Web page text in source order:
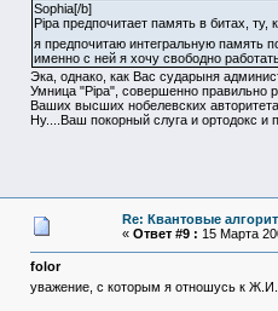
Sophia[/b]
Pipa предпочитает память в битах,
я предпочитаю интегральную память
именно с ней я хочу свободно
Эка, однако, как Вас сударыня
Умница "Pipa", совершенно правильно
Ваших высших нобелевских
Ну....Ваш покорный слуга и ортодокс и
Re: Квантовые
« Ответ #9 : 15 Марта
folor
уважение, с которым я отношусь к